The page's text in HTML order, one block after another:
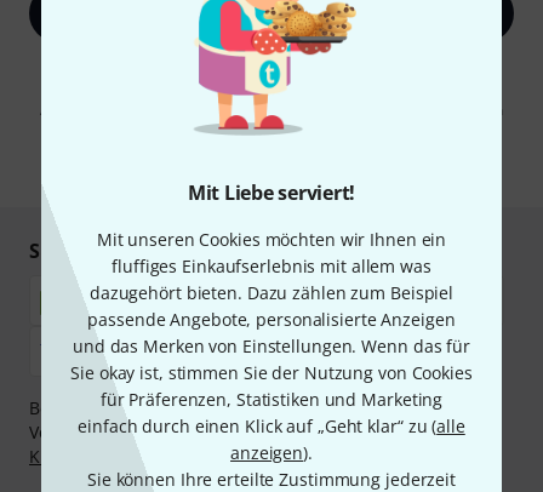
Mit Liebe serviert!
Mit unseren Cookies möchten wir Ihnen ein
fluffiges Einkaufserlebnis mit allem was
dazugehört bieten. Dazu zählen zum Beispiel
passende Angebote, personalisierte Anzeigen
und das Merken von Einstellungen. Wenn das für
Sie okay ist, stimmen Sie der Nutzung von Cookies
für Präferenzen, Statistiken und Marketing
einfach durch einen Klick auf „Geht klar“ zu (alle
anzeigen).
Sie können Ihre erteilte Zustimmung jederzeit
Jetzt anmelden
Mit Klick auf „Jetzt anmelden“ stimmen Sie dem Erhalt von E-Mail-
Werbung und einer Messung des E-Mail-Nutzungsverhaltens zu. Die
Abmeldung ist jederzeit möglich. Weitere Informationen finden Sie in
unserenDatenschutzhinweisen
Sicher einkaufen & bezahlen
Bezahlen Sie vertraulich und sicher per Nachnahme,
Vorkasse, PayPal, Amazon Pay,Klarna Sofort bezahlen
Klarna Ratenzahlung
oder Kreditkarte.